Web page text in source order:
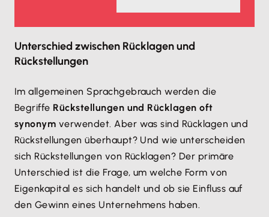
Unterschied zwischen Rücklagen und
Rückstellungen
Im allgemeinen Sprachgebrauch werden die
Begriffe Rückstellungen und Rücklagen oft
synonym verwendet. Aber was sind Rücklagen und
Rückstellungen überhaupt? Und wie unterscheiden
sich Rückstellungen von Rücklagen? Der primäre
Unterschied ist die Frage, um welche Form von
Eigenkapital es sich handelt und ob sie Einfluss auf
den Gewinn eines Unternehmens haben.